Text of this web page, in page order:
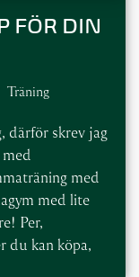
FÖR DIN
Träning
därför skrev jag
med
med lite
Per,
du kan köpa,